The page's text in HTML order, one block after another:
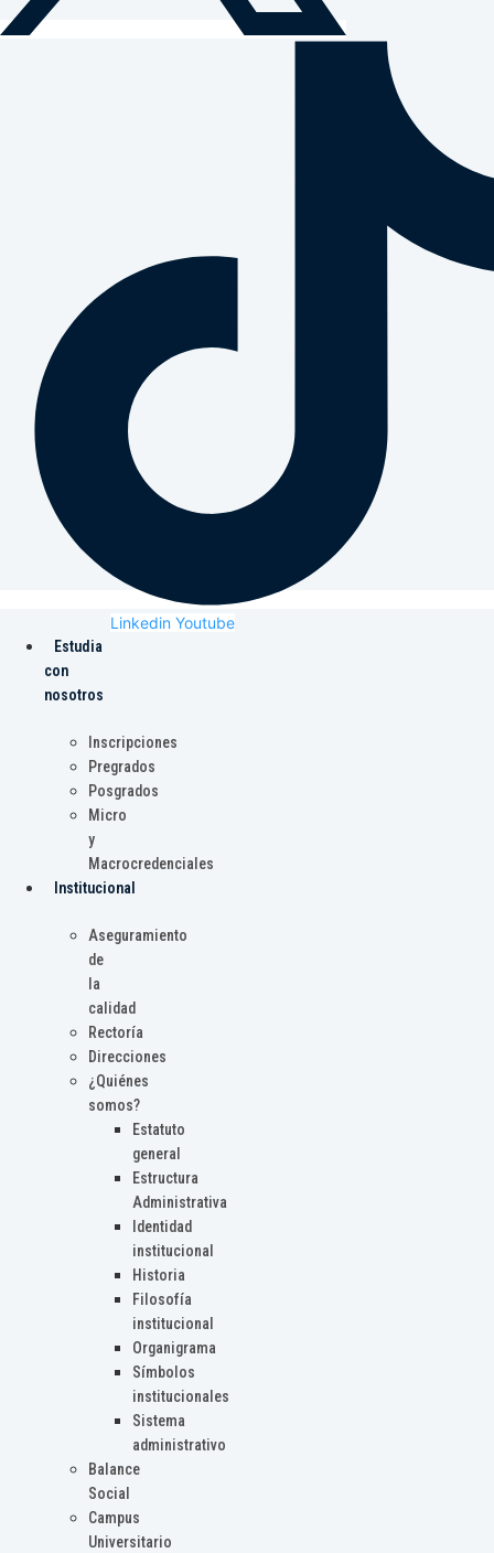
Linkedin Youtube
Estudia
con
nosotros
Inscripciones
Pregrados
Posgrados
Micro
y
Macrocredenciales
Institucional
Aseguramiento
de
la
calidad
Rectoría
Direcciones
¿Quiénes
somos?
Estatuto
general
Estructura
Administrativa
Identidad
institucional
Historia
Filosofía
institucional
Organigrama
Símbolos
institucionales
Sistema
administrativo
Balance
Social
Campus
Universitario